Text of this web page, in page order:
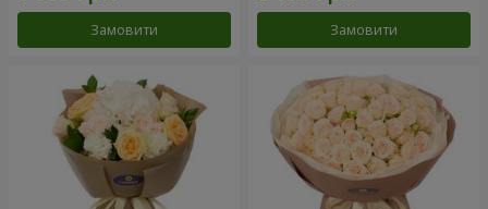
Замовити Замовити